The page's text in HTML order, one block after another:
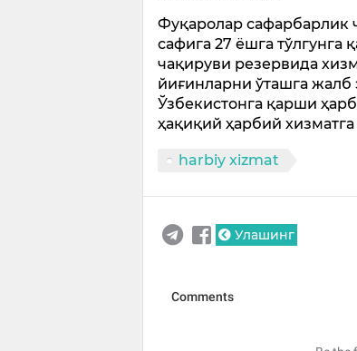
Фуқаролар сафарбарлик
сафига 27 ёшга тўлгунга
чақируви резервида
йиғинларни ўташга жалб
Ўзбекистонга қарши
ҳақиқий ҳарбий
harbiy xizmat
Улашинг